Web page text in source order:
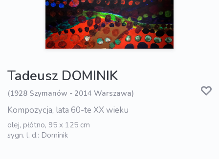
Tadeusz DOMINIK
(1928 Szymanów - 2014 Warszawa)
Kompozycja, lata 60-te XX wieku
olej, płótno, 95 x 125 cm
sygn. l. d.: Dominik